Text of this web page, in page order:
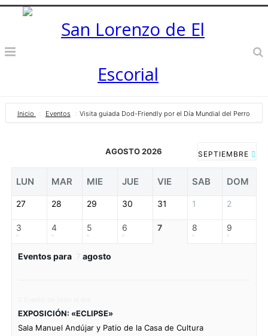
Inicio Eventos Visita guiada Dod-Friendly por el Día Mundial del Perro
AGOSTO 2026 SEPTIEMBRE
LUN MAR MIE JUE VIE SAB DOM
27 28 29 30 31 1 2
3 4 5 6 7 8 9
Eventos para agosto
EXPOSICIÓN: «ECLIPSE»
Sala Manuel Andújar y Patio de la Casa de Cultura